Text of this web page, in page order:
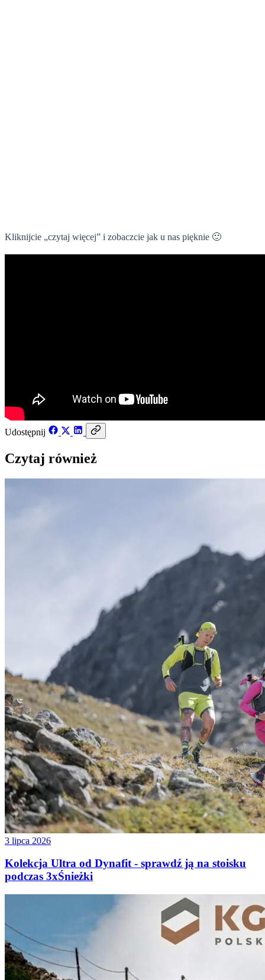
Kliknijcie „czytaj więcej” i zobaczcie jak u nas pięknie 🙂
Udostępnij
Czytaj również
3 lipca 2026
Kolekcja Ultra od Dynafit - sprawdź ją na stoisku
podczas 3xŚnieżki